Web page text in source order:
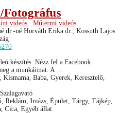
Fotográfus
videós
Műtermi videós
dr.-né Horváth Erika dr., Kossuth Lajos
készítés. Nézz fel a Facebook
a munkáimat. A ...
Kismama, Baba, Gyerek, Keresztelő,
Reklám, Imázs, Épület, Tárgy, Tájkép,
Cica, Egyéb állat